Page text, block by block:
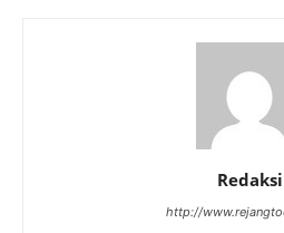
Redaksi
http://